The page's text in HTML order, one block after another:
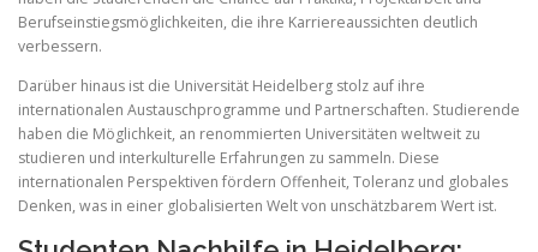
Berufseinstiegsmöglichkeiten, die ihre Karriereaussichten deutlich
verbessern.
Darüber hinaus ist die Universität Heidelberg stolz auf ihre
internationalen Austauschprogramme und Partnerschaften. Studierende
haben die Möglichkeit, an renommierten Universitäten weltweit zu
studieren und interkulturelle Erfahrungen zu sammeln. Diese
internationalen Perspektiven fördern Offenheit, Toleranz und globales
Denken, was in einer globalisierten Welt von unschätzbarem Wert ist.